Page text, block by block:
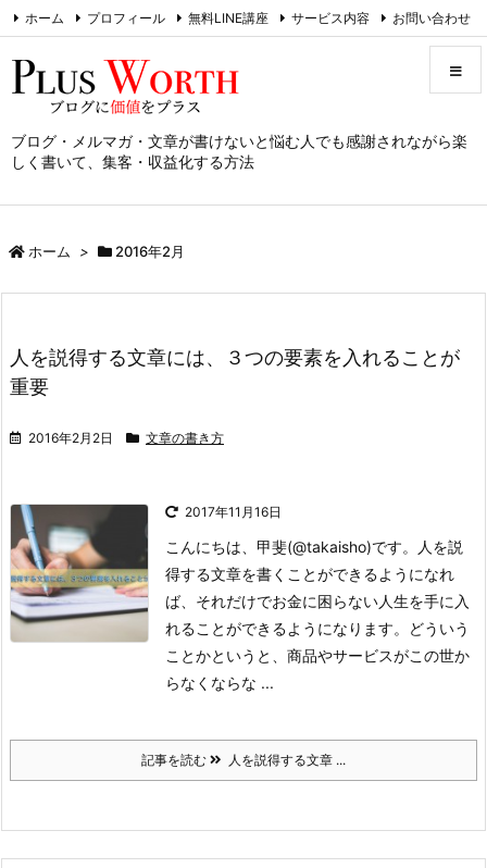
ブログ・メルマガ・文章が書けないと悩む人でも感謝されながら楽
しく書いて、集客・収益化する方法
メニュ
検索
ホーム プロフィール 無料LINE講座 サービス内容 お問い合わせ
ホーム > 2016年2月
人を説得する文章には、３つの要素を入れることが
重要
2016年2月2日 文章の書き方
2017年11月16日
こんにちは、甲斐(@takaisho)です。
人を説
得する文章を書くことができるようになれ
ば、それだけでお金に困らない人生を手に入
れることができるようになります。どういう
ことかというと、商品やサービスがこの世か
らなくならな ...
記事を読む 人を説得する文章 ...